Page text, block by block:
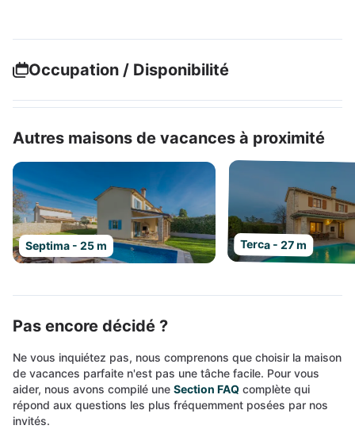
Occupation / Disponibilité
Autres maisons de vacances à proximité
Septima - 25 m Terca - 27 m
Pas encore décidé ?
Ne vous inquiétez pas, nous comprenons que choisir la maison
de vacances parfaite n'est pas une tâche facile. Pour vous
aider, nous avons compilé une Section FAQ complète qui
répond aux questions les plus fréquemment posées par nos
invités.